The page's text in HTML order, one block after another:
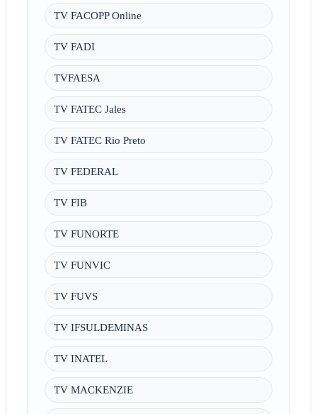
TV FACOPP Online
TV FADI
TVFAESA
TV FATEC Jales
TV FATEC Rio Preto
TV FEDERAL
TV FIB
TV FUNORTE
TV FUNVIC
TV FUVS
TV IFSULDEMINAS
TV INATEL
TV MACKENZIE